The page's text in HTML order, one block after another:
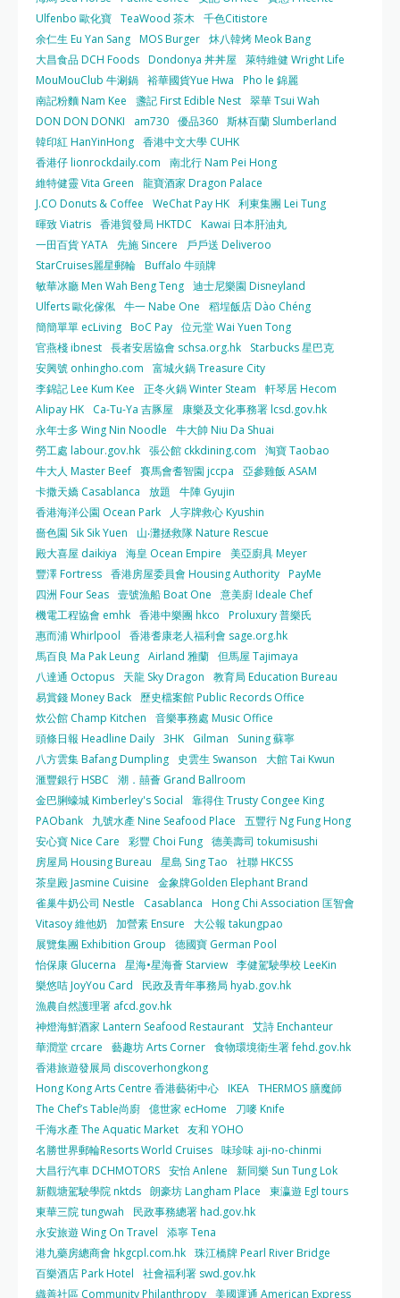
Ulfenbo 歐化寶 TeaWood 茶木 千色Citistore
余仁生 Eu Yan Sang MOS Burger 炑八韓烤 Meok Bang
大昌食品 DCH Foods Dondonya 丼丼屋
萊特維健 Wright Life
MouMouClub 牛涮鍋 裕華國貨Yue Hwa
Pho le 錦麗
南記粉麵 Nam Kee
盞記 First Edible Nest 翠華 Tsui Wah
DON DON DONKI
am730 優品360 斯林百蘭 Slumberland
韓印紅 HanYinHong 香港中文大學 CUHK
香港仔 lionrockdaily.com
南北行 Nam Pei Hong
維特健靈 Vita Green
龍寶酒家 Dragon Palace
J.CO Donuts & Coffee
WeChat Pay HK 利東集團 Lei Tung
暉致 Viatris 香港貿發局 HKTDC
Kawai 日本肝油丸
一田百貨 YATA 先施 Sincere
戶戶送 Deliveroo
StarCruises麗星郵輪 Buffalo 牛頭牌
敏華冰廳 Men Wah Beng Teng 迪士尼樂園 Disneyland
Ulferts 歐化傢俬 牛一 Nabe One
稻埕飯店 Dào Chéng
簡簡單單 ecLiving BoC Pay 位元堂 Wai Yuen Tong
官燕棧 ibnest 長者安居協會 schsa.org.hk
Starbucks 星巴克
安興號 onhingho.com
富城火鍋 Treasure City
李錦記 Lee Kum Kee
正冬火鍋 Winter Steam
軒琴居 Hecom
Alipay HK
Ca-Tu-Ya 吉豚屋
康樂及文化事務署 lcsd.gov.hk
永年士多 Wing Nin Noodle
牛大帥 Niu Da Shuai
勞工處 labour.gov.hk 張公館 ckkdining.com
淘寶 Taobao
牛大人 Master Beef 賽馬會耆智園 jccpa
亞參雞飯 ASAM
卡撒天嬌 Casablanca
放題
牛陣 Gyujin
香港海洋公園 Ocean Park
人字牌救心 Kyushin
嗇色園 Sik Sik Yuen
山‧灘拯救隊 Nature Rescue
殿大喜屋 daikiya
海皇 Ocean Empire
美亞廚具 Meyer
豐澤 Fortress 香港房屋委員會 Housing Authority PayMe
四洲 Four Seas 壹號漁船 Boat One
意美廚 Ideale Chef
機電工程協會 emhk 香港中樂團 hkco
Proluxury 普樂氏
惠而浦 Whirlpool
香港耆康老人福利會 sage.org.hk
馬百良 Ma Pak Leung Airland 雅蘭 但馬屋 Tajimaya
八達通 Octopus
天龍 Sky Dragon
教育局 Education Bureau
易賞錢 Money Back
歷史檔案館 Public Records Office
炊公館 Champ Kitchen
音樂事務處 Music Office
頭條日報 Headline Daily 3HK Gilman
Suning 蘇寧
八方雲集 Bafang Dumpling
史雲生 Swanson
大館 Tai Kwun
滙豐銀行 HSBC
潮．囍薈 Grand Ballroom
金巴脷蠔城 Kimberley's Social
靠得住 Trusty Congee King
PAObank
九號水產 Nine Seafood Place
五豐行 Ng Fung Hong
安心寶 Nice Care
彩豐 Choi Fung 德美壽司 tokumisushi
房屋局 Housing Bureau
星島 Sing Tao
社聯 HKCSS
茶皇殿 Jasmine Cuisine
金象牌Golden Elephant Brand
雀巢牛奶公司 Nestle
Casablanca
Hong Chi Association 匡智會
Vitasoy 維他奶
加營素 Ensure
大公報 takungpao
展覽集團 Exhibition Group
德國寶 German Pool
怡保康 Glucerna
星海•星海薈 Starview 李健駕駛學校 LeeKin
樂悠咭 JoyYou Card
民政及青年事務局 hyab.gov.hk
漁農自然護理署 afcd.gov.hk
神燈海鮮酒家 Lantern Seafood Restaurant 艾詩 Enchanteur
華潤堂 crcare
藝趣坊 Arts Corner 食物環境衛生署 fehd.gov.hk
香港旅遊發展局 discoverhongkong
Hong Kong Arts Centre 香港藝術中心 IKEA THERMOS 膳魔師
The Chef’s Table尚廚 億世家 ecHome
刀嘜 Knife
千海水產 The Aquatic Market 友和 YOHO
名勝世界郵輪Resorts World Cruises 味珍味 aji-no-chinmi
大昌行汽車 DCHMOTORS 安怡 Anlene
新同樂 Sun Tung Lok
新觀塘駕駛學院 nktds 朗豪坊 Langham Place
東瀛遊 Egl tours
東華三院 tungwah
民政事務總署 had.gov.hk
永安旅遊 Wing On Travel
添寧 Tena
港九藥房總商會 hkgcpl.com.hk 珠江橋牌 Pearl River Bridge
百樂酒店 Park Hotel
社會福利署 swd.gov.hk
織善社區 Community Philanthropy 美國運通 American Express